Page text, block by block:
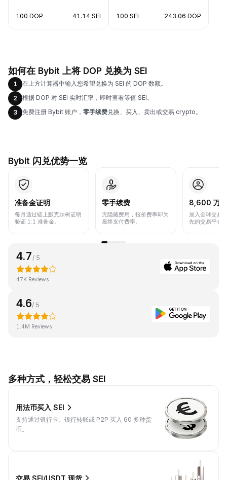
100 DOP 41.14 SEI 100 SEI 243.06 DOP
如何在 Bybit 上将 DOP 兑换为 SEI
1
在上方计算器中输入您希望兑换为 SEI 的 DOP 数额。
2
根据 DOP 对 SEI 实时汇率，即时查看等值 SEI。
3
免费注册 Bybit 账户， 零手续费 兑换、买入、卖出或交易 crypto。
Bybit 闪兑优势一览
准备金证明
每月通过链上默克尔树证明
验证 1:1 准备金。
零手续费
无隐藏费用，报价费率即为
最终支付费率。
8,600 万+
加入全球交易
先的交易平台
4.7 / 5
47K Reviews
4.6/ 5
1.4M Reviews
多种方式，轻松交易 SEI
用法币买入 SEI
支持通过银行卡、银行转账或 P2P 买入 60 多种货
币。
交易 SEI/USDT 现货